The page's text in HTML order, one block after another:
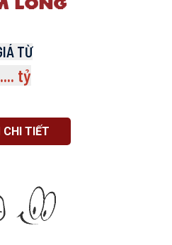
TỪ
tỷ
CHI TIẾT